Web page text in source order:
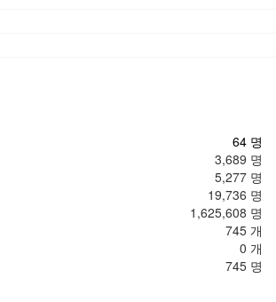
64 명
3,689 명
5,277 명
19,736 명
1,625,608 명
745 개
0 개
745 명